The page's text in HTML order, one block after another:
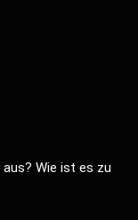
Wie ist es zu